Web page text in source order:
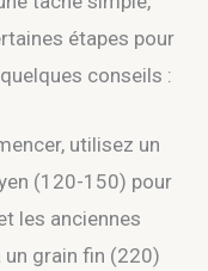
étapes pour
conseils :
utilisez un
(120-150) pour
les anciennes
un grain fin (220)